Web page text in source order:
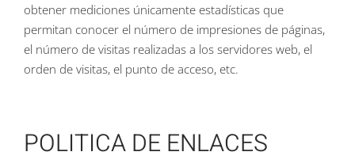
obtener mediciones únicamente estadísticas que
permitan conocer el número de impresiones de páginas,
el número de visitas realizadas a los servidores web, el
orden de visitas, el punto de acceso, etc.
POLITICA DE ENLACES